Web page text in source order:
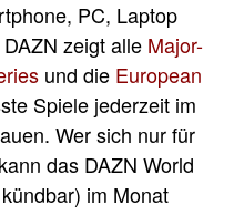
PC, Laptop
zeigt alle Major-
und die European
Spiele jederzeit im
Wer sich nur für
das DAZN World
im Monat